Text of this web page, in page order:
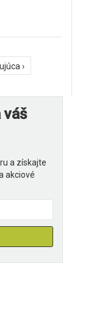
›
a získajte
akciové